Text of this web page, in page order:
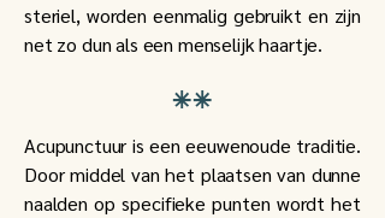
steriel, worden eenmalig gebruikt en zijn
net zo dun als een menselijk haartje.
⁕⁕
Acupunctuur is een eeuwenoude traditie.
Door middel van het plaatsen van dunne
naalden op specifieke punten wordt het